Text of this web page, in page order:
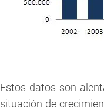
Estos datos son
situación de